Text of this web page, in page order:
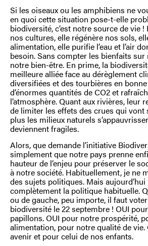
Si les oiseaux ou les amphibiens ne
en quoi cette situation pose-t-elle
biodiversité, c’est notre source de vie
nos cultures, elle régénère nos sols,
alimentation, elle purifie l’eau et l’air
besoin. Sans compter les bienfaits sur
notre bien-être. En prime, la
meilleure alliée face au dérèglement
diversifiées et des tourbières en
d’énormes quantités de CO2 et
l’atmosphère. Quant aux rivières, leur
de limiter les effets des crues qui vont
plus les milieux naturels
deviennent fragiles.
Alors, que demande l’initiative
simplement que notre pays prenne
hauteur de l’enjeu pour préserver le
à notre société. Habituellement, je ne
des sujets politiques. Mais aujourd’hui
complètement la politique habituelle.
ou de gauche, peu importe, il faut
biodiversité le 22 septembre ! OUI
papillons. OUI pour notre prospérité,
alimentation, pour notre qualité de
avenir et pour celui de nos enfants.